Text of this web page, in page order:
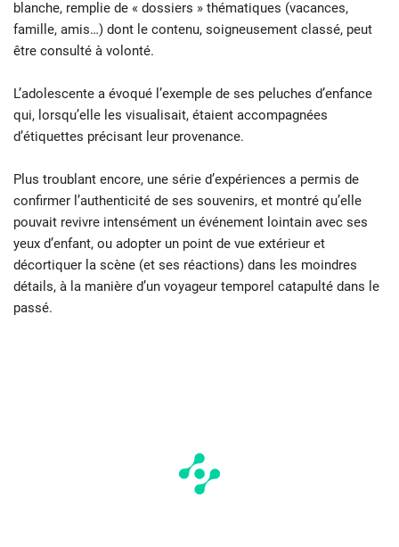
blanche, remplie de « dossiers » thématiques (vacances,
famille, amis…) dont le contenu, soigneusement classé, peut
être consulté à volonté.
L’adolescente a évoqué l’exemple de ses peluches d’enfance
qui, lorsqu’elle les visualisait, étaient accompagnées
d’étiquettes précisant leur provenance.
Plus troublant encore, une série d’expériences a permis de
confirmer l’authenticité de ses souvenirs, et montré qu’elle
pouvait revivre intensément un événement lointain avec ses
yeux d’enfant, ou adopter un point de vue extérieur et
décortiquer la scène (et ses réactions) dans les moindres
détails, à la manière d’un voyageur temporel catapulté dans le
passé.